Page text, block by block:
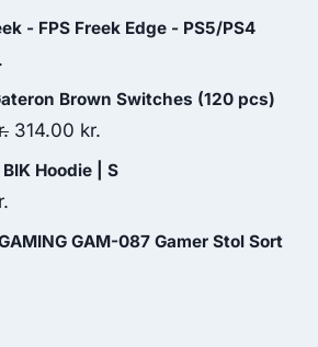
- FPS Freek Edge - PS5/PS4
Brown Switches (120 pcs)
Original
price
314.00 kr.
price
Hoodie | S
GAM-087 Gamer Stol Sort